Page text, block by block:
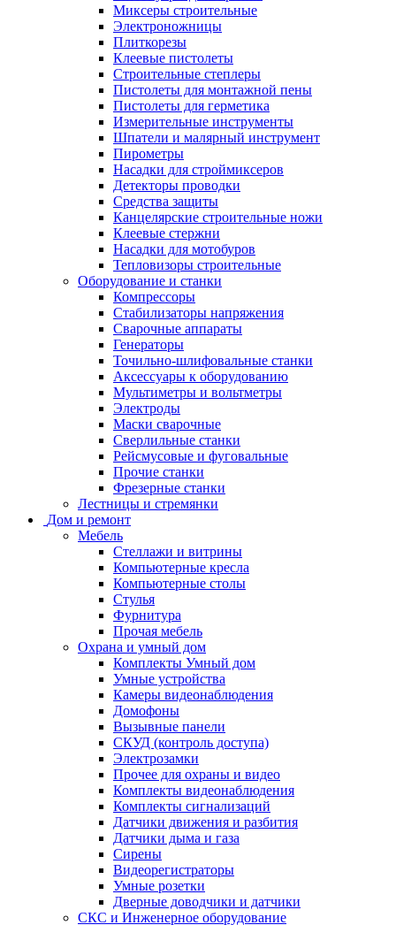
Миксеры строительные
Электроножницы
Плиткорезы
Клеевые пистолеты
Строительные степлеры
Пистолеты для монтажной пены
Пистолеты для герметика
Измерительные инструменты
Шпатели и малярный инструмент
Пирометры
Насадки для строймиксеров
Детекторы проводки
Средства защиты
Канцелярские строительные ножи
Клеевые стержни
Насадки для мотобуров
Тепловизоры строительные
Оборудование и станки
Компрессоры
Стабилизаторы напряжения
Сварочные аппараты
Генераторы
Точильно-шлифовальные станки
Аксессуары к оборудованию
Мультиметры и вольтметры
Электроды
Маски сварочные
Сверлильные станки
Рейсмусовые и фуговальные
Прочие станки
Фрезерные станки
Лестницы и стремянки
Дом и ремонт
Мебель
Стеллажи и витрины
Компьютерные кресла
Компьютерные столы
Стулья
Фурнитура
Прочая мебель
Охрана и умный дом
Комплекты Умный дом
Умные устройства
Камеры видеонаблюдения
Домофоны
Вызывные панели
СКУД (контроль доступа)
Электрозамки
Прочее для охраны и видео
Комплекты видеонаблюдения
Комплекты сигнализаций
Датчики движения и разбития
Датчики дыма и газа
Сирены
Видеорегистраторы
Умные розетки
Дверные доводчики и датчики
СКС и Инженерное оборудование